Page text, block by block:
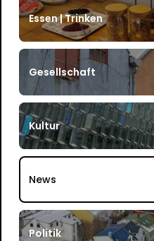
Essen | Trinken
Gesellschaft
Kultur
News
Politik